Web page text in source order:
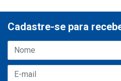
Cadastre-se para